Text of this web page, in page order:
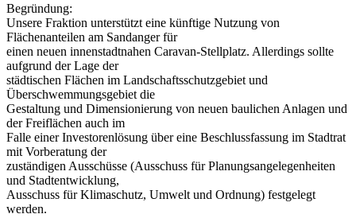
Begründung:
Unsere Fraktion unterstützt eine künftige Nutzung von
Flächenanteilen am Sandanger für
einen neuen innenstadtnahen Caravan-Stellplatz. Allerdings sollte
aufgrund der Lage der
städtischen Flächen im Landschaftsschutzgebiet und
Überschwemmungsgebiet die
Gestaltung und Dimensionierung von neuen baulichen Anlagen und
der Freiflächen auch im
Falle einer Investorenlösung über eine Beschlussfassung im Stadtrat
mit Vorberatung der
zuständigen Ausschüsse (Ausschuss für Planungsangelegenheiten
und Stadtentwicklung,
Ausschuss für Klimaschutz, Umwelt und Ordnung) festgelegt
werden.